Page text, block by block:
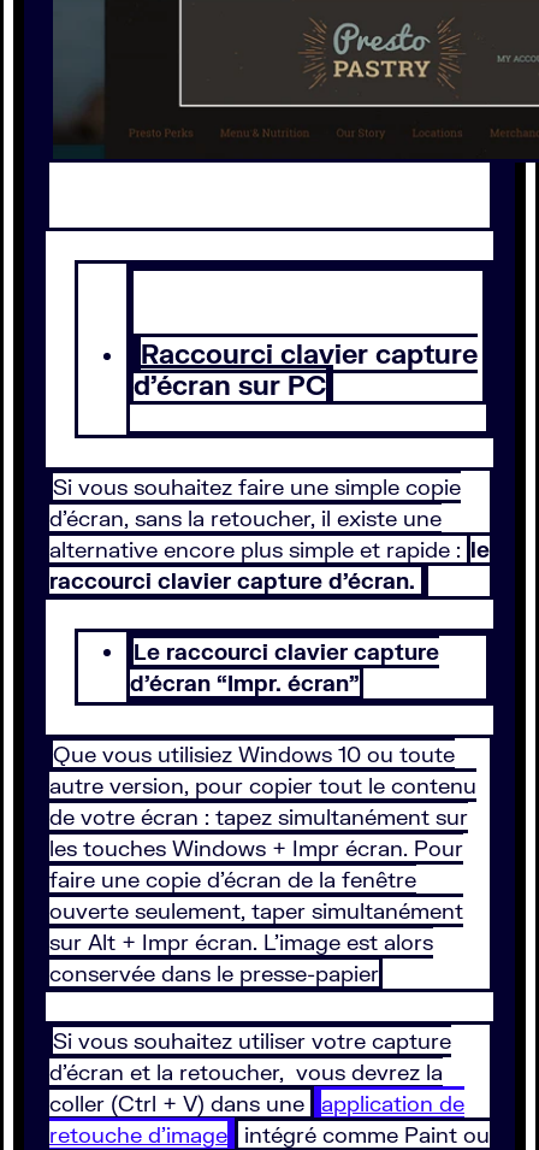
Raccourci clavier capture
d’écran sur PC
Si vous souhaitez faire une simple copie
d’écran, sans la retoucher, il existe une
alternative encore plus simple et rapide : le
raccourci clavier capture d’écran.
Le raccourci clavier capture
d’écran “Impr. écran”
Que vous utilisiez Windows 10 ou toute
autre version, pour copier tout le contenu
de votre écran : tapez simultanément sur
les touches Windows + Impr écran. Pour
faire une copie d’écran de la fenêtre
ouverte seulement, taper simultanément
sur Alt + Impr écran. L’image est alors
conservée dans le presse-papier
Si vous souhaitez utiliser votre capture
d’écran et la retoucher, vous devrez la
coller (Ctrl + V) dans une
application de
retouche d’image
intégré comme Paint ou